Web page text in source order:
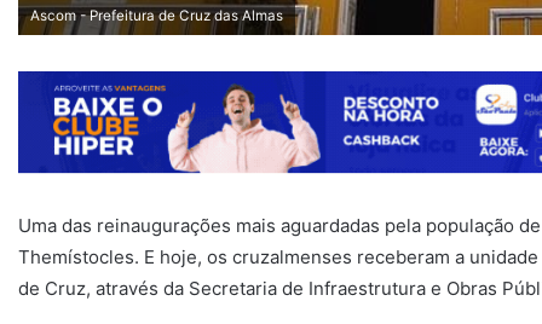
Ascom - Prefeitura de Cruz das Almas
Uma das reinaugurações mais aguardadas pela população
Themístocles. E hoje, os cruzalmenses receberam a
de Cruz, através da Secretaria de Infraestrutura e Obras